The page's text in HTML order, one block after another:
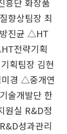
향상팀장 최
진균 △HT
전략기획
획팀장 김현
경 △중개연
술개발단 한
원실 R&D정
성과관리